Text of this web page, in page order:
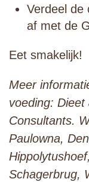
Verdeel de
af met de
Eet smakelijk!
Meer
voeding:
Consultants.
Paulowna,
Schagerbrug,